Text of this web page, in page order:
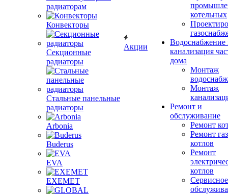
радиаторам
Конвекторы
Секционные
радиаторы
Стальные панельные
радиаторы
Arbonia
Buderus
EVA
EXEMET
Акции
котельных
Водоснабжение
канализация
дома
Монтаж
Монтаж
Ремонт и
обслуживание
Ремонт
Ремонт
котлов
Ремонт
котлов
Сервисное